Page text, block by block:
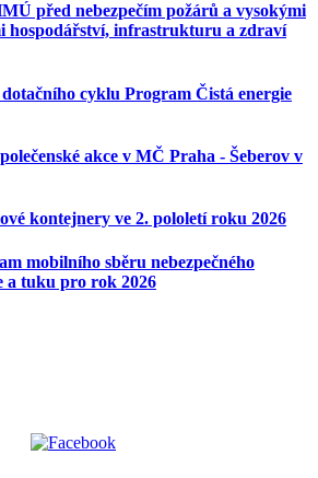
před nebezpečím požárů a vysokými
hospodářství, infrastrukturu a zdraví
cyklu Program Čistá energie
akce v MČ Praha - Šeberov v
kontejnery ve 2. pololetí roku 2026
mobilního sběru nebezpečného
a tuku pro rok 2026